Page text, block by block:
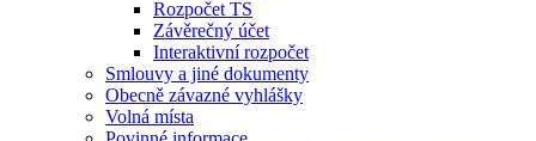
Rozpočet TS
Závěrečný účet
Interaktivní rozpočet
Smlouvy a jiné dokumenty
Obecně závazné vyhlášky
Volná místa